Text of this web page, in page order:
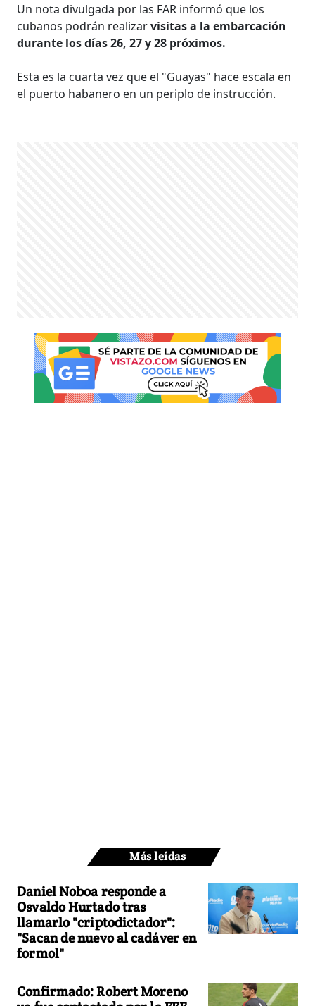
Un nota divulgada por las FAR informó que los
cubanos podrán realizarvisitas a la embarcación
durante los días 26, 27 y 28 próximos.
Esta es la cuarta vez que el "Guayas" hace escala en
el puerto habanero en un periplo de instrucción.
Más leídas
Daniel Noboa responde a
Osvaldo Hurtado tras
llamarlo "criptodictador":
"Sacan de nuevo al cadáver en
formol"
Confirmado: Robert Moreno